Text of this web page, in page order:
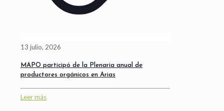
13 julio, 2026
MAPO participó de la Plenaria anual de
productores orgánicos en Arias
Leer más